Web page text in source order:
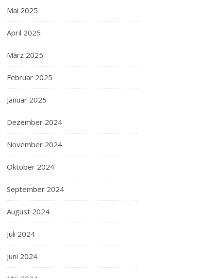
Mai 2025
April 2025
März 2025
Februar 2025
Januar 2025
Dezember 2024
November 2024
Oktober 2024
September 2024
August 2024
Juli 2024
Juni 2024